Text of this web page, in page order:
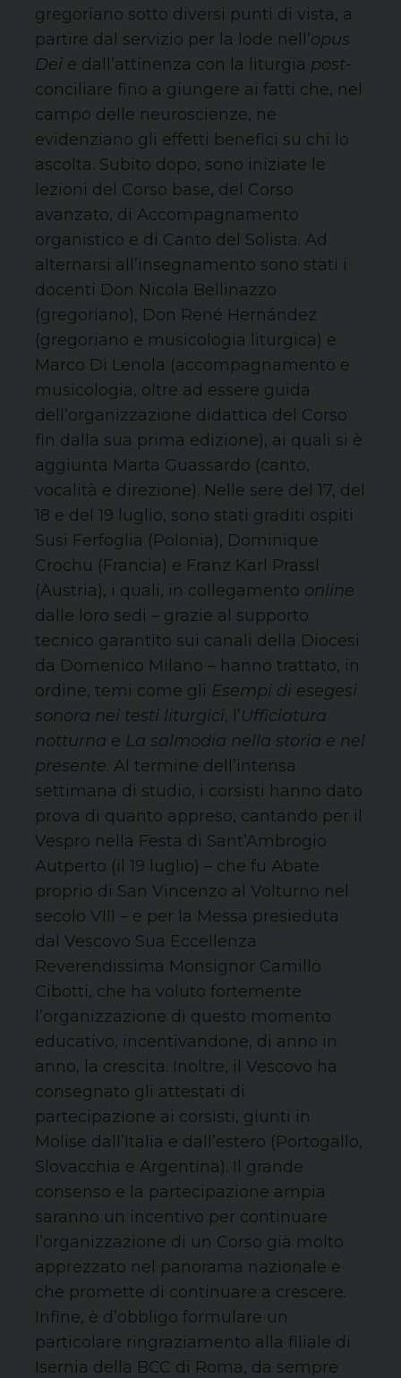
gregoriano sotto diversi punti di vista, a
partire dal servizio per la lode nell’opus
Dei e dall’attinenza con la liturgia post-
conciliare fino a giungere ai fatti che, nel
campo delle neuroscienze, ne
evidenziano gli effetti benefici su chi lo
ascolta. Subito dopo, sono iniziate le
lezioni del Corso base, del Corso
avanzato, di Accompagnamento
organistico e di Canto del Solista. Ad
alternarsi all’insegnamento sono stati i
docenti Don Nicola Bellinazzo
(gregoriano), Don René Hernández
(gregoriano e musicologia liturgica) e
Marco Di Lenola (accompagnamento e
musicologia, oltre ad essere guida
dell’organizzazione didattica del Corso
fin dalla sua prima edizione), ai quali si è
aggiunta Marta Guassardo (canto,
vocalità e direzione). Nelle sere del 17, del
18 e del 19 luglio, sono stati graditi ospiti
Susi Ferfoglia (Polonia), Dominique
Crochu (Francia) e Franz Karl Prassl
(Austria), i quali, in collegamento online
dalle loro sedi – grazie al supporto
tecnico garantito sui canali della Diocesi
da Domenico Milano – hanno trattato, in
ordine, temi come gli Esempi di esegesi
sonora nei testi liturgici, l’Ufficiatura
notturna e La salmodia nella storia e nel
presente. Al termine dell’intensa
settimana di studio, i corsisti hanno dato
prova di quanto appreso, cantando per il
Vespro nella Festa di Sant’Ambrogio
Autperto (il 19 luglio) – che fu Abate
proprio di San Vincenzo al Volturno nel
secolo VIII – e per la Messa presieduta
dal Vescovo Sua Eccellenza
Reverendissima Monsignor Camillo
Cibotti, che ha voluto fortemente
l’organizzazione di questo momento
educativo, incentivandone, di anno in
anno, la crescita. Inoltre, il Vescovo ha
consegnato gli attestati di
partecipazione ai corsisti, giunti in
Molise dall’Italia e dall’estero (Portogallo,
Slovacchia e Argentina). Il grande
consenso e la partecipazione ampia
saranno un incentivo per continuare
l’organizzazione di un Corso già molto
apprezzato nel panorama nazionale e
che promette di continuare a crescere.
Infine, è d’obbligo formulare un
particolare ringraziamento alla filiale di
Isernia della BCC di Roma, da sempre